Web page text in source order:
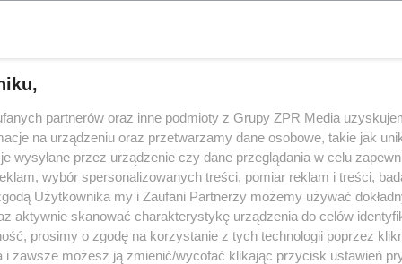
tylko w kagańcu'' - skandaliczny napis na
restauracji
w Poznaniu na zakończenie działalności pokusił się o
i psy — wstęp tylko w kagańcu!". Karteczka oburzyła
nieco …
partnerów oraz inne podmioty z Grupy ZPR Media
na urządzeniu oraz przetwarzamy dane osobowe, takie jak
wysyłane przez urządzenie czy dane przeglądania w celu
wybór spersonalizowanych treści, pomiar reklam i treści,
Użytkownika my i Zaufani Partnerzy możemy używać
aktywnie skanować charakterystykę urządzenia do celów
prosimy o zgodę na korzystanie z tych technologii poprzez
i zawsze możesz ją zmienić/wycofać klikając przycisk ustawień